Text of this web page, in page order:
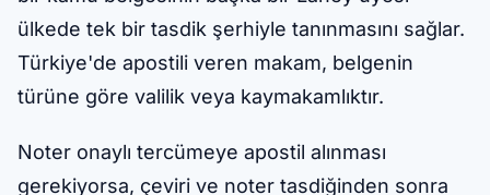
ülkede tek bir tasdik şerhiyle tanınmasını sağlar.
Türkiye'de apostili veren makam, belgenin
türüne göre valilik veya kaymakamlıktır.
Noter onaylı tercümeye apostil alınması
gerekiyorsa, çeviri ve noter tasdiğinden sonra